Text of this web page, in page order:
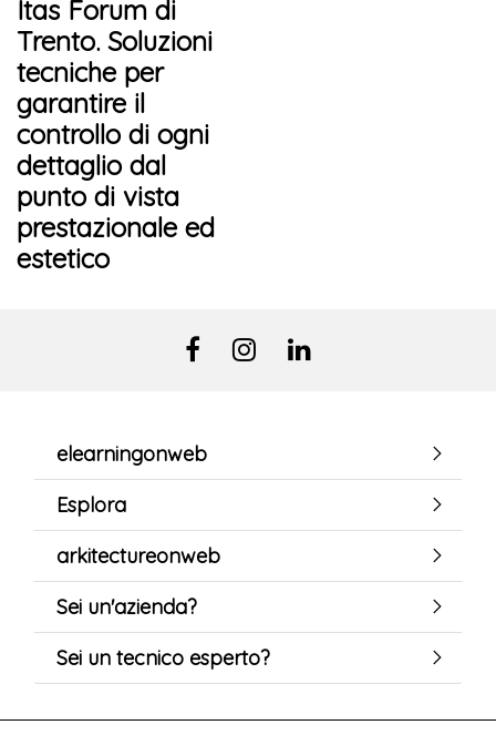
Itas Forum di
Trento. Soluzioni
tecniche per
garantire il
controllo di ogni
dettaglio dal
punto di vista
prestazionale ed
estetico
elearningonweb
Esplora
arkitectureonweb
Sei un'azienda?
Sei un tecnico esperto?